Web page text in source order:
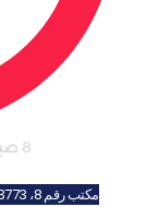
8 صباحًا - 5 مساءً، من الاثنين - السبت
مكتب رقم 8، 3773 طريق الملك فهد، الدمام، المملكة العربية السعودية